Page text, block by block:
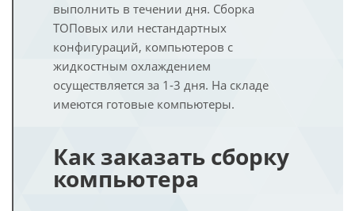
выполнить в течении дня. Сборка
ТОПовых или нестандартных
конфигураций, компьютеров с
жидкостным охлаждением
осуществляется за 1-3 дня. На складе
имеются готовые компьютеры.
Как заказать сборку
компьютера